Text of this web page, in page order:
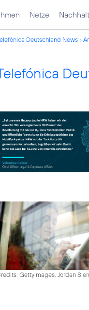
Netze
Deutschland News
Gettyimages, Jordan